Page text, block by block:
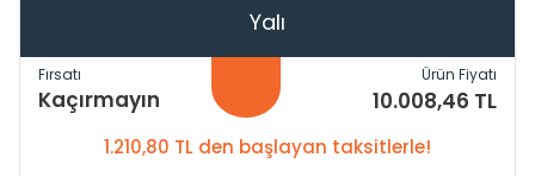
Yalı
Fırsatı
Kaçırmayın
Ürün Fiyatı
10.008,46 TL
1.210,80 TL den başlayan taksitlerle!